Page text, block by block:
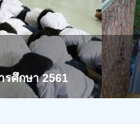
ศึกษา 2561